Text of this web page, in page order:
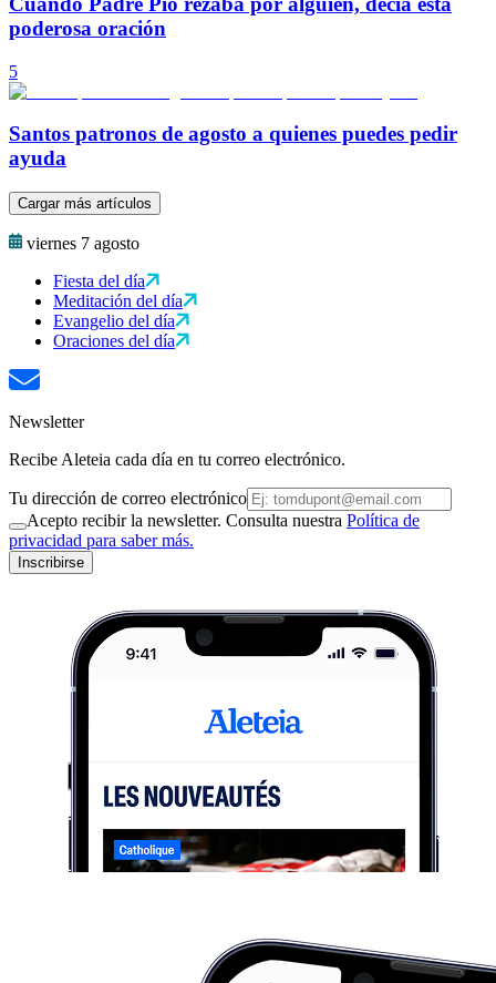
poderosa oración
5
Santos patronos de agosto a quienes puedes pedir
ayuda
Cargar más artículos
viernes 7 agosto
Fiesta del día
Meditación del día
Evangelio del día
Oraciones del día
Newsletter
Recibe Aleteia cada día en tu correo electrónico.
Tu dirección de correo electrónico
Acepto recibir la newsletter. Consulta nuestra Política de
privacidad para saber más.
Inscribirse